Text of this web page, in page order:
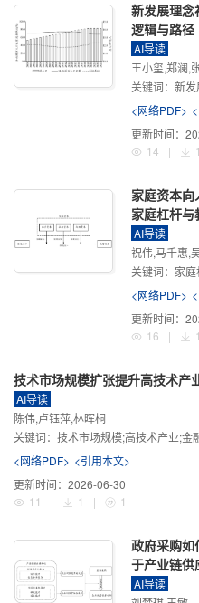
新发展理念
逻辑与路径
AI导读
王小玺,郑澜,
关键词： 新发
<网络PDF>
更新时间：
14
| 1
家庭资本
家庭杠杆
AI导读
祝伟,马千惠,
关键词： 家庭
<网络PDF>
更新时间：
16
| 1
技术市场规模扩张提升高技术产
AI导读
陈伟,卢钰萍,林晖桐
关键词： 技术市场规模;高技术产业;金
<网络PDF> <引用本文>
更新时间： 2026-06-30
11
| 1 | 1
政府采购
于产业链供
AI导读